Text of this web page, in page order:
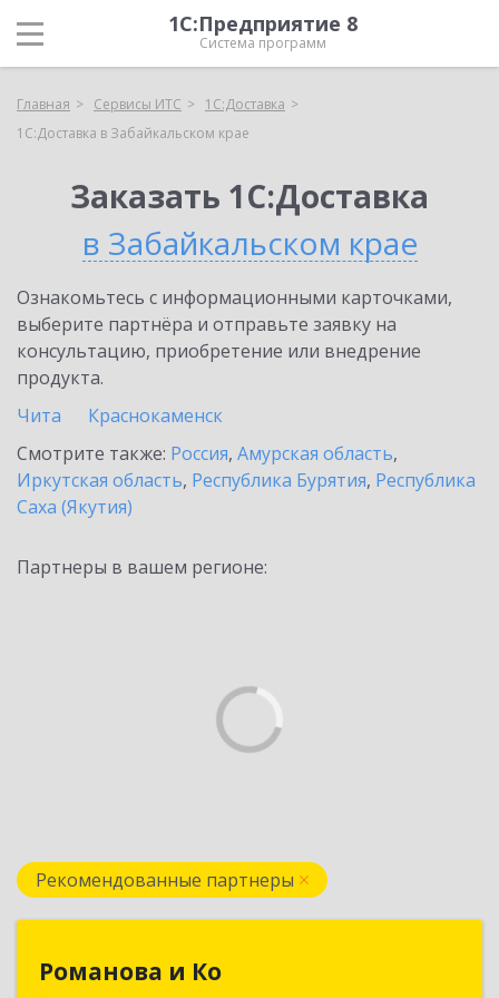
1С:Предприятие 8
Система программ
Главная Сервисы ИТС
1С:Доставка
1С:Доставка в Забайкальском крае
Заказать 1С:Доставка
в Забайкальском крае
Ознакомьтесь с информационными карточками,
выберите партнёра и отправьте заявку на
консультацию, приобретение или внедрение
продукта.
Чита
Краснокаменск
Смотрите также: Россия, Амурская область,
Иркутская область, Республика Бурятия, Республика
Саха (Якутия)
Партнеры в вашем регионе:
Рекомендованные партнеры
Романова и Ко